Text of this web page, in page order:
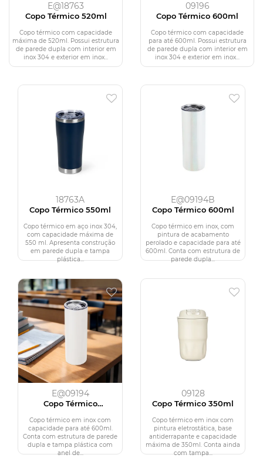
E@18763
Copo Térmico 520ml
Copo térmico com capacidade
máxima de 520ml. Possui estrutura
de parede dupla com interior em
inox 304 e exterior em inox...
09196
Copo Térmico 600ml
Copo térmico com capacidade
para até 600ml. Possui estrutura
de parede dupla com interior em
inox 304 e exterior em inox...
18763A
Copo Térmico 550ml
Copo térmico em aço inox 304,
com capacidade máxima de
550 ml. Apresenta construção
em parede dupla e tampa
plástica...
E@09194B
Copo Térmico 600ml
Copo térmico em inox, com
pintura de acabamento
perolado e capacidade para até
600ml. Conta com estrutura de
parede dupla...
E@09194
Copo Térmico
Copo térmico em inox com
capacidade para até 600ml.
Conta com estrutura de parede
dupla e tampa plástica com
anel de...
09128
Copo Térmico 350ml
Copo térmico em inox com
pintura eletrostática, base
antiderrapante e capacidade
máxima de 350ml. Conta ainda
com tampa...